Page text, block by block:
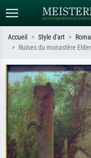
Recherchez par artiste, titre ou
ex. Monet, Nuit étoilée,
impressionnisme, vague de
nu.
Accueil Style d'art
Ruines du monastère